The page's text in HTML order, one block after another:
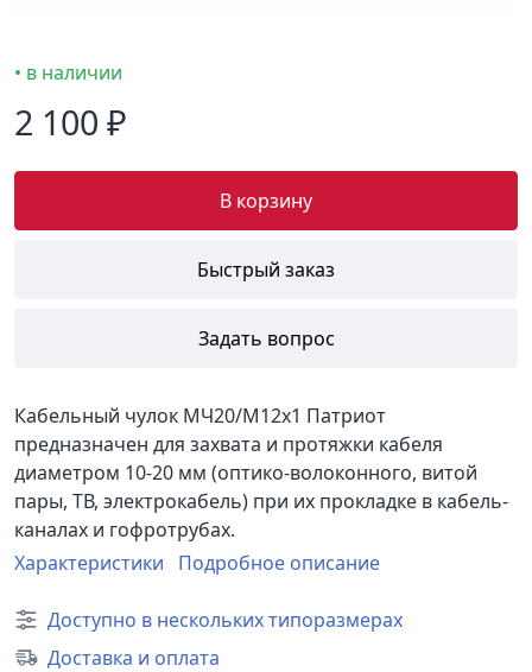
• в наличии
2 100 ₽
В корзину
Быстрый заказ
Задать вопрос
Кабельный чулок МЧ20/М12х1 Патриот
предназначен для захвата и протяжки кабеля
диаметром 10-20 мм (оптико-волоконного, витой
пары, ТВ, электрокабель) при их прокладке в кабель-
каналах и гофротрубах.
Характеристики
Подробное описание
Доступно в нескольких типоразмерах
Доставка и оплата